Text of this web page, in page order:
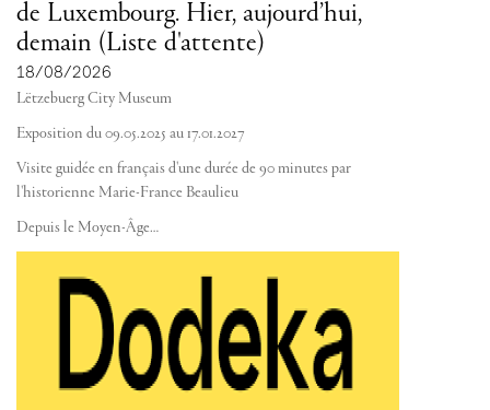
de Luxembourg. Hier, aujourd’hui,
demain (Liste d'attente)
18/08/2026
Lëtzebuerg City Museum
Exposition du 09.05.2025 au 17.01.2027
Visite guidée en français d'une durée de 90 minutes par
l'historienne Marie-France Beaulieu
Depuis le Moyen-Âge…